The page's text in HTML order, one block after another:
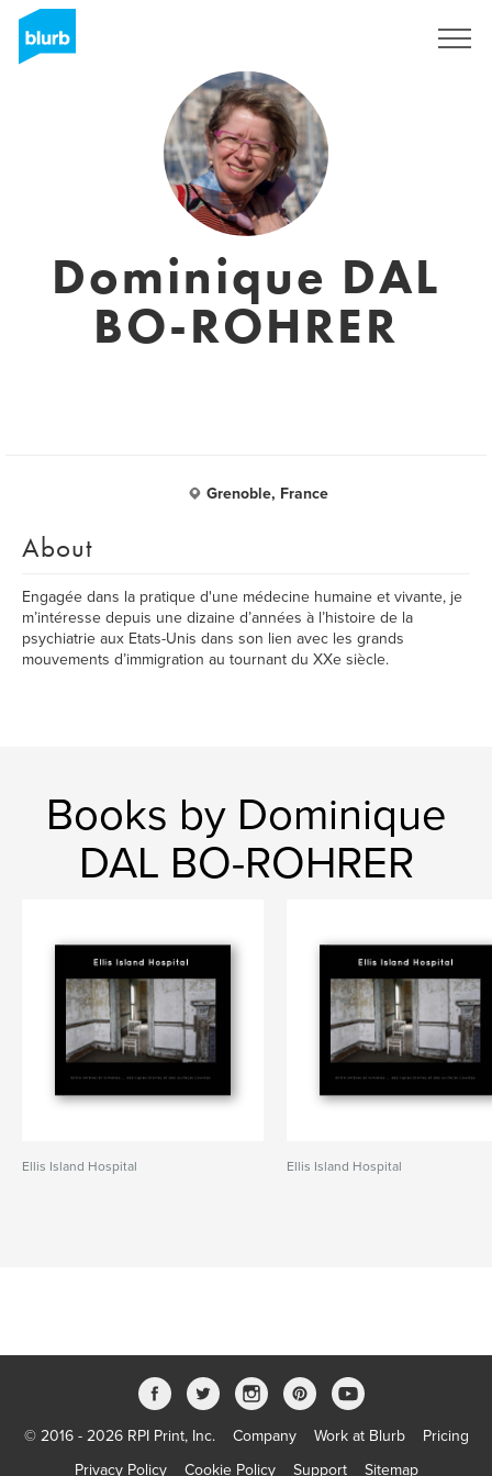
Dominique DAL
BO-ROHRER
Grenoble, France
About
Engagée dans la pratique d'une médecine humaine et vivante, je
m’intéresse depuis une dizaine d’années à l’histoire de la
psychiatrie aux Etats-Unis dans son lien avec les grands
mouvements d’immigration au tournant du XXe siècle.
Books by Dominique
DAL BO-ROHRER
Ellis Island Hospital Ellis Island Hospital
© 2016 - 2026 RPI Print, Inc. Company Work at Blurb
Pricing
Privacy Policy
Cookie Policy Support Sitemap